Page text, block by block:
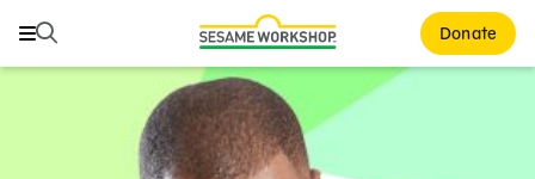
Buscar Donate
Buscar
Family Resources